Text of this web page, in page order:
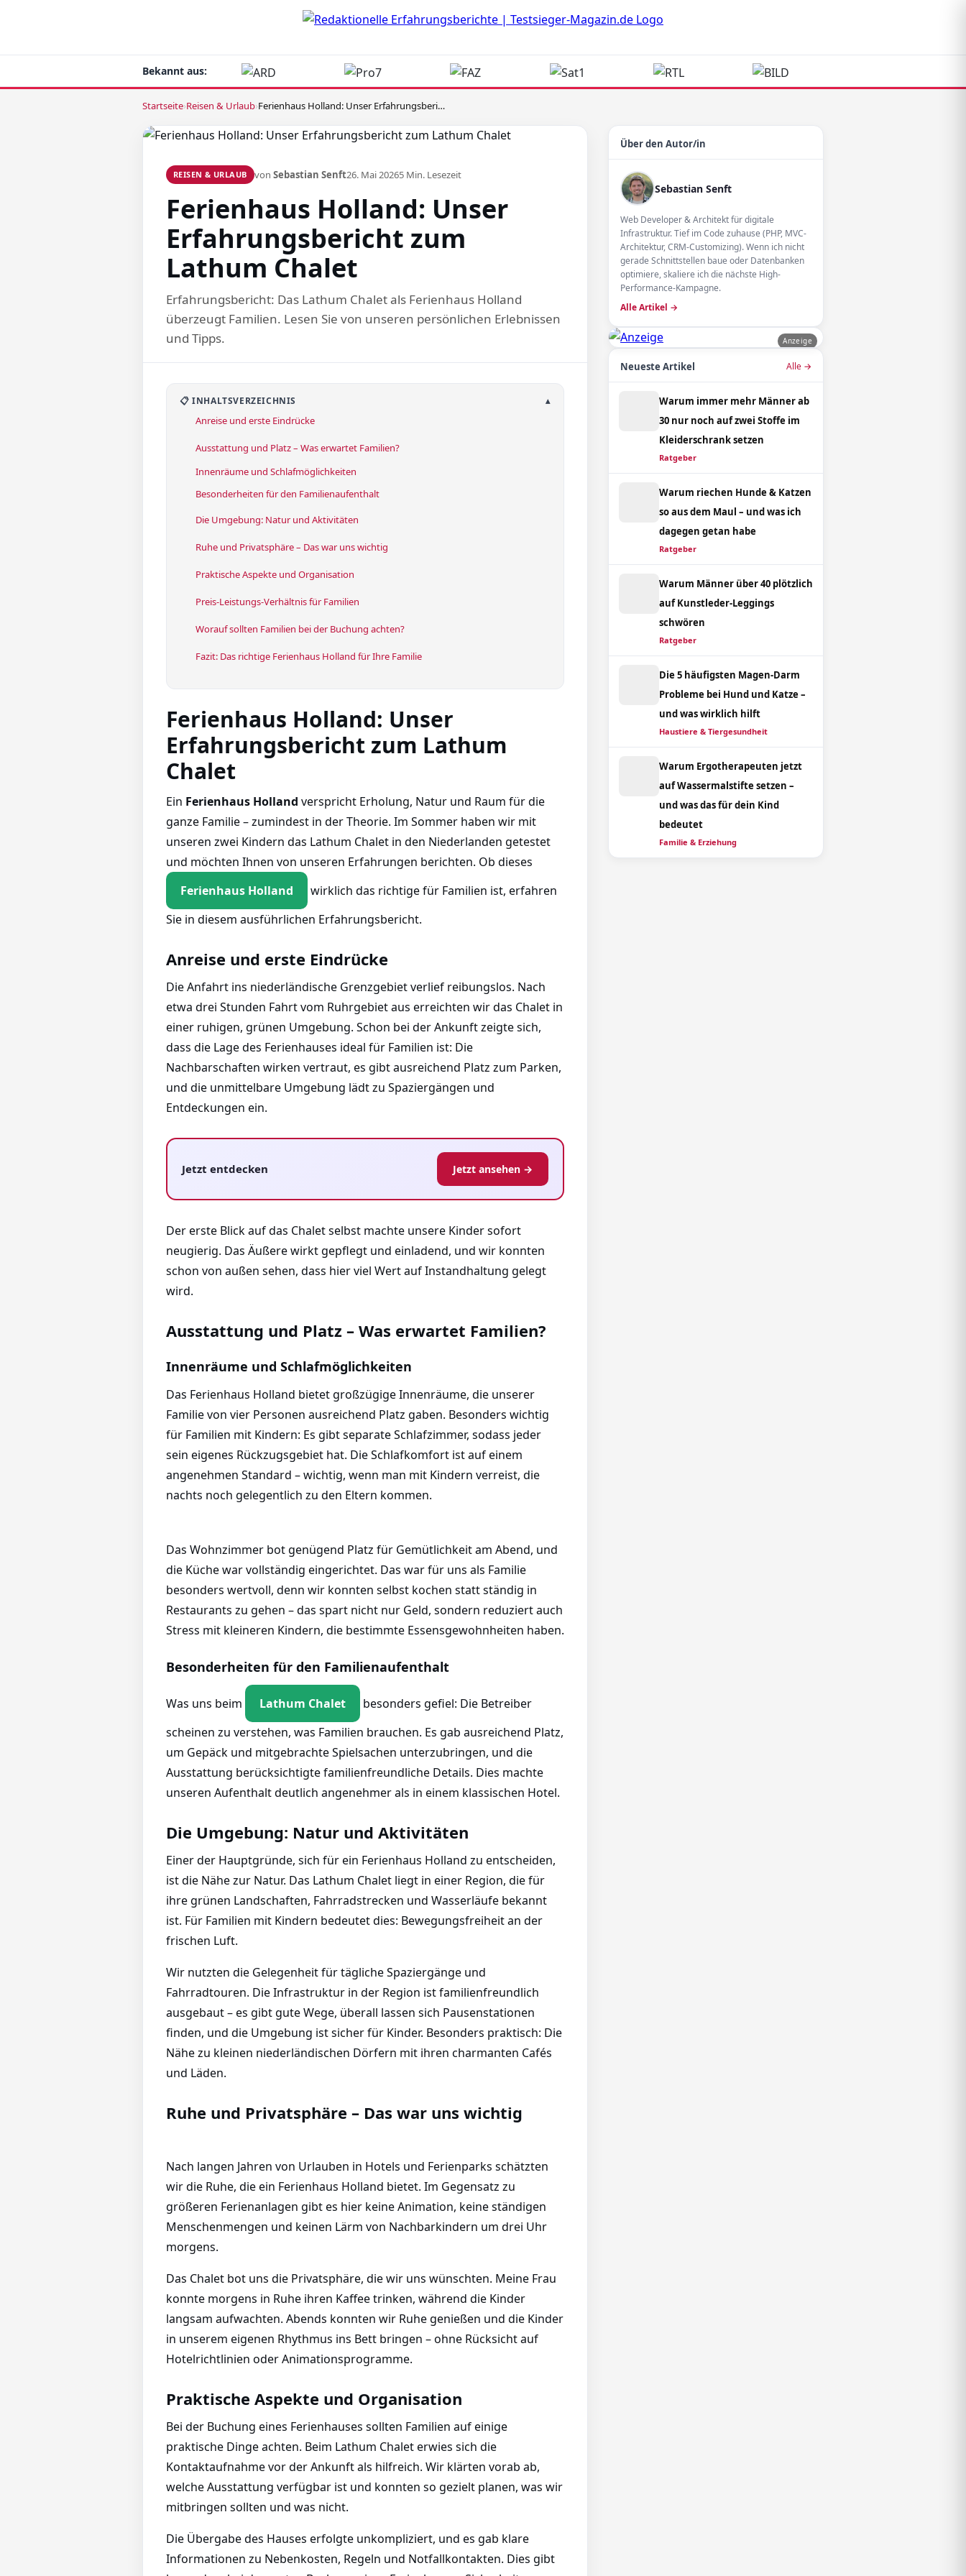
Bekannt aus:
Startseite›Reisen & Urlaub› Ferienhaus Holland: Unser Erfahrungsbericht zum Lathum Chalet
REISEN & URLAUB von Sebastian Senft26. Mai 20265 Min. Lesezeit
Ferienhaus Holland: Unser
Erfahrungsbericht zum
Lathum Chalet
Erfahrungsbericht: Das Lathum Chalet als Ferienhaus Holland
überzeugt Familien. Lesen Sie von unseren persönlichen Erlebnissen
und Tipps.
📋 INHALTSVERZEICHNIS ▴
Anreise und erste Eindrücke
Ausstattung und Platz – Was erwartet Familien?
Innenräume und Schlafmöglichkeiten
Besonderheiten für den Familienaufenthalt
Die Umgebung: Natur und Aktivitäten
Ruhe und Privatsphäre – Das war uns wichtig
Praktische Aspekte und Organisation
Preis-Leistungs-Verhältnis für Familien
Worauf sollten Familien bei der Buchung achten?
Fazit: Das richtige Ferienhaus Holland für Ihre Familie
Ferienhaus Holland: Unser
Erfahrungsbericht zum Lathum
Chalet
Ein Ferienhaus Holland verspricht Erholung, Natur und Raum für die
ganze Familie – zumindest in der Theorie. Im Sommer haben wir mit
unseren zwei Kindern das Lathum Chalet in den Niederlanden getestet
und möchten Ihnen von unseren Erfahrungen berichten. Ob dieses
Ferienhaus Holland
wirklich das richtige für Familien ist, erfahren
Sie in diesem ausführlichen Erfahrungsbericht.
Anreise und erste Eindrücke
Die Anfahrt ins niederländische Grenzgebiet verlief reibungslos. Nach
etwa drei Stunden Fahrt vom Ruhrgebiet aus erreichten wir das Chalet in
einer ruhigen, grünen Umgebung. Schon bei der Ankunft zeigte sich,
dass die Lage des Ferienhauses ideal für Familien ist: Die
Nachbarschaften wirken vertraut, es gibt ausreichend Platz zum Parken,
und die unmittelbare Umgebung lädt zu Spaziergängen und
Entdeckungen ein.
Jetzt entdecken Jetzt ansehen →
Der erste Blick auf das Chalet selbst machte unsere Kinder sofort
neugierig. Das Äußere wirkt gepflegt und einladend, und wir konnten
schon von außen sehen, dass hier viel Wert auf Instandhaltung gelegt
wird.
Ausstattung und Platz – Was erwartet Familien?
Innenräume und Schlafmöglichkeiten
Das Ferienhaus Holland bietet großzügige Innenräume, die unserer
Familie von vier Personen ausreichend Platz gaben. Besonders wichtig
für Familien mit Kindern: Es gibt separate Schlafzimmer, sodass jeder
sein eigenes Rückzugsgebiet hat. Die Schlafkomfort ist auf einem
angenehmen Standard – wichtig, wenn man mit Kindern verreist, die
nachts noch gelegentlich zu den Eltern kommen.
Das Wohnzimmer bot genügend Platz für Gemütlichkeit am Abend, und
die Küche war vollständig eingerichtet. Das war für uns als Familie
besonders wertvoll, denn wir konnten selbst kochen statt ständig in
Restaurants zu gehen – das spart nicht nur Geld, sondern reduziert auch
Stress mit kleineren Kindern, die bestimmte Essensgewohnheiten haben.
Besonderheiten für den Familienaufenthalt
Was uns beim Lathum Chalet
besonders gefiel: Die Betreiber
scheinen zu verstehen, was Familien brauchen. Es gab ausreichend Platz,
um Gepäck und mitgebrachte Spielsachen unterzubringen, und die
Ausstattung berücksichtigte familienfreundliche Details. Dies machte
unseren Aufenthalt deutlich angenehmer als in einem klassischen Hotel.
Die Umgebung: Natur und Aktivitäten
Einer der Hauptgründe, sich für ein Ferienhaus Holland zu entscheiden,
ist die Nähe zur Natur. Das Lathum Chalet liegt in einer Region, die für
ihre grünen Landschaften, Fahrradstrecken und Wasserläufe bekannt
ist. Für Familien mit Kindern bedeutet dies: Bewegungsfreiheit an der
frischen Luft.
Wir nutzten die Gelegenheit für tägliche Spaziergänge und
Fahrradtouren. Die Infrastruktur in der Region ist familienfreundlich
ausgebaut – es gibt gute Wege, überall lassen sich Pausenstationen
finden, und die Umgebung ist sicher für Kinder. Besonders praktisch: Die
Nähe zu kleinen niederländischen Dörfern mit ihren charmanten Cafés
und Läden.
Ruhe und Privatsphäre – Das war uns wichtig
Nach langen Jahren von Urlauben in Hotels und Ferienparks schätzten
wir die Ruhe, die ein Ferienhaus Holland bietet. Im Gegensatz zu
größeren Ferienanlagen gibt es hier keine Animation, keine ständigen
Menschenmengen und keinen Lärm von Nachbarkindern um drei Uhr
morgens.
Das Chalet bot uns die Privatsphäre, die wir uns wünschten. Meine Frau
konnte morgens in Ruhe ihren Kaffee trinken, während die Kinder
langsam aufwachten. Abends konnten wir Ruhe genießen und die Kinder
in unserem eigenen Rhythmus ins Bett bringen – ohne Rücksicht auf
Hotelrichtlinien oder Animationsprogramme.
Praktische Aspekte und Organisation
Bei der Buchung eines Ferienhauses sollten Familien auf einige
praktische Dinge achten. Beim Lathum Chalet erwies sich die
Kontaktaufnahme vor der Ankunft als hilfreich. Wir klärten vorab ab,
welche Ausstattung verfügbar ist und konnten so gezielt planen, was wir
mitbringen sollten und was nicht.
Die Übergabe des Hauses erfolgte unkompliziert, und es gab klare
Informationen zu Nebenkosten, Regeln und Notfallkontakten. Dies gibt
Über den Autor/in
Sebastian Senft
Web Developer & Architekt für digitale
Infrastruktur. Tief im Code zuhause (PHP, MVC-
Architektur, CRM-Customizing). Wenn ich nicht
gerade Schnittstellen baue oder Datenbanken
optimiere, skaliere ich die nächste High-
Performance-Kampagne.
Alle Artikel →
Anzeige
Neueste Artikel Alle →
Warum immer mehr Männer ab
30 nur noch auf zwei Stoffe im
Kleiderschrank setzen
Ratgeber
Warum riechen Hunde & Katzen
so aus dem Maul – und was ich
dagegen getan habe
Ratgeber
Warum Männer über 40 plötzlich
auf Kunstleder-Leggings
schwören
Ratgeber
Die 5 häufigsten Magen-Darm
Probleme bei Hund und Katze –
und was wirklich hilft
Haustiere & Tiergesundheit
Warum Ergotherapeuten jetzt
auf Wassermalstifte setzen –
und was das für dein Kind
bedeutet
Familie & Erziehung